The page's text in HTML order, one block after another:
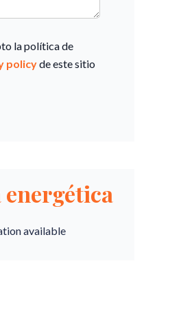
la política de
policyde este sitio
available